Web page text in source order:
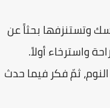
وتستنزفها بحثاً عن
واسترخاء أولاً.
ثمّ فكر فيما حدث